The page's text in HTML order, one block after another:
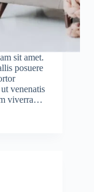
sit amet.
posuere
venenatis
viverra…